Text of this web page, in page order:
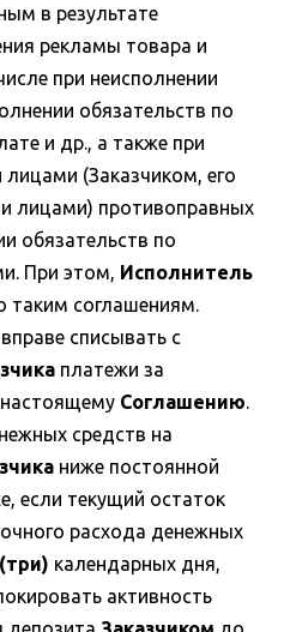
в результате
рекламы товара и
при неисполнении
обязательств по
и др., а также при
(Заказчиком, его
лицами) противоправных
обязательств по
При этом, Исполнитель
таким соглашениям.
вправе списывать с
платежи за
настоящему Соглашению.
средств на
ниже постоянной
если текущий остаток
расхода денежных
календарных дня,
активность